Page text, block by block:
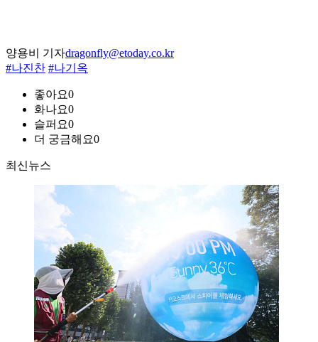
양용비 기자dragonfly@etoday.co.kr
#나진찬 #나기옥
좋아요0
화나요0
슬퍼요0
더 궁금해요0
최신뉴스